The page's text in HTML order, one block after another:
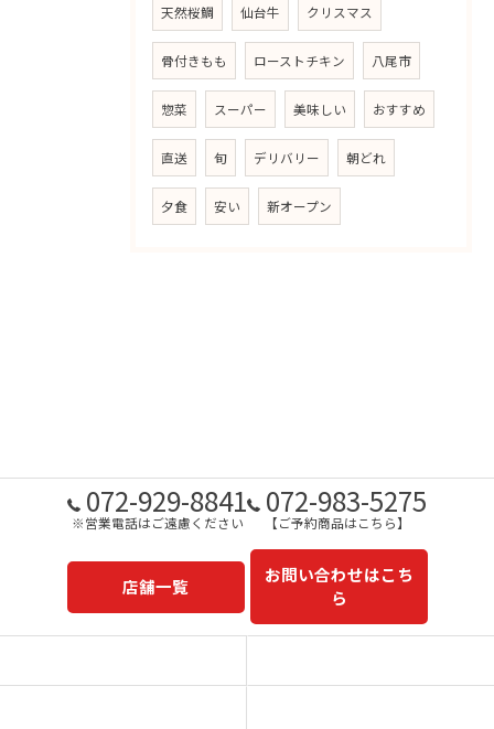
天然桜鯛 仙台牛 クリスマス
骨付きもも ローストチキン 八尾市
惣菜 スーパー 美味しい おすすめ
直送 旬 デリバリー 朝どれ
夕食 安い 新オープン
072-929-8841
※営業電話はご遠慮ください
072-983-5275
【ご予約商品はこちら】
店舗一覧
お問い合わせはこち
ら